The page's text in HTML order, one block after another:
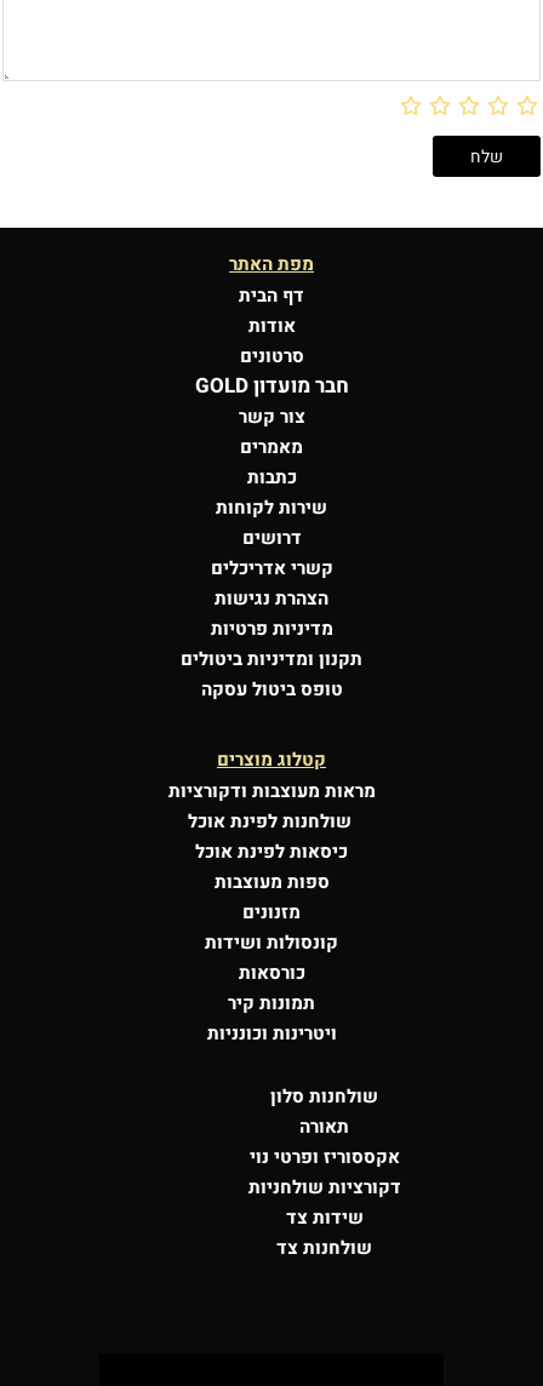
מפת האתר
דף הבית
אודות
סרטונים
חבר מועדון GOLD
צור קשר
מאמרים
כתבות
שירות לקוחות
דרושים
קשרי אדריכלים
הצהרת נגישות
מדיניות פרטיות
תקנון ומדיניות ביטולים
טופס ביטול עסקה
קטלוג מוצרים
מראות מעוצבות ודקורציות
שולחנות לפינת אוכל
כיסאות לפינת אוכל
ספות מעוצבות
מזנונים
קונסולות ושידות
כורסאות
תמונות קיר
ויטרינות וכונניות
שולחנות סלון
תאורה
אקססוריז ופרטי נוי
דקורציות שולחניות
שידות צד
שולחנות צד